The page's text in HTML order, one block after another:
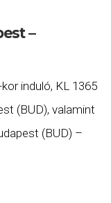
–
induló, KL 1365
(BUD), valamint
(BUD) –